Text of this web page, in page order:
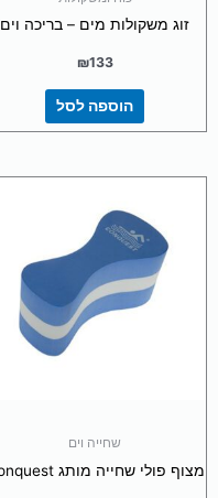
זוג משקולות מים – בריכה וים
₪133
הוספה לסל
שחייה וים
מצוף פולי שחייה מותג Conquest